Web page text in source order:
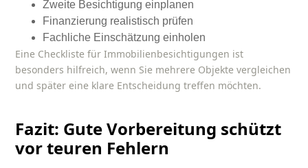
Zweite Besichtigung einplanen
Finanzierung realistisch prüfen
Fachliche Einschätzung einholen
Eine Checkliste für Immobilienbesichtigungen ist
besonders hilfreich, wenn Sie mehrere Objekte vergleichen
und später eine klare Entscheidung treffen möchten.
Fazit: Gute Vorbereitung schützt
vor teuren Fehlern